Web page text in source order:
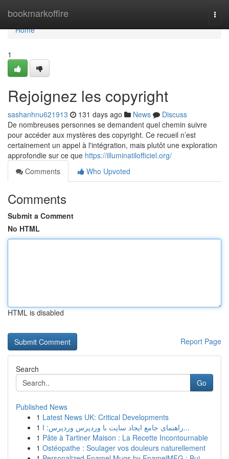
bookmarkoffire
Home
Home
1
Rejoignez les copyright
sashanhnu621913 131 days ago News
Discuss
De nombreuses personnes se demandent quel chemin suivre
pour accéder aux mystères des copyright. Ce recueil n’est
certainement un appel à l'intégration, mais plutôt une exploration
approfondie sur ce que https://illuminatilofficiel.org/
Comments
Who Upvoted
Comments
Submit a Comment
No HTML
HTML is disabled
Report Page
Search
Go
Published News
1 Latest News UK: Critical Developments
1
راهنمای جامع ایجاد سایت با وردپرس وردپرس: ا...
1 Pâte à Tartiner Maison : La Recette Incontournable
1 Ostéopathe : Soulager vos douleurs naturellement